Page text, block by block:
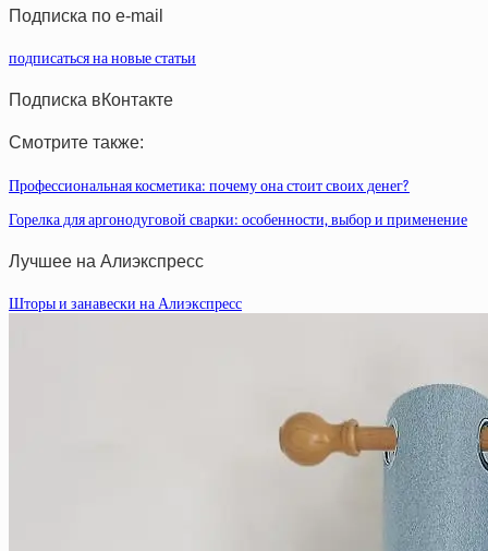
Подписка по e-mail
подписаться на новые статьи
Подписка вКонтакте
Смотрите также:
Профессиональная косметика: почему она стоит своих денег?
Горелка для аргонодуговой сварки: особенности, выбор и применение
Лучшее на Алиэкспресс
Шторы и занавески на Алиэкспресс